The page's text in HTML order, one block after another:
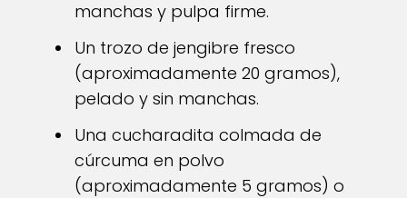
manchas y pulpa firme.
Un trozo de jengibre fresco
(aproximadamente 20 gramos),
pelado y sin manchas.
Una cucharadita colmada de
cúrcuma en polvo
(aproximadamente 5 gramos) o